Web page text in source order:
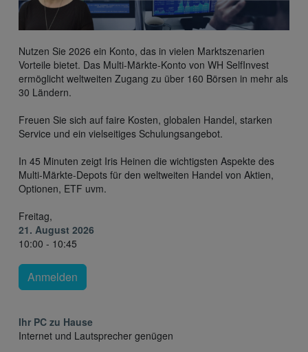
Nutzen Sie 2026 ein Konto, das in vielen Marktszenarien
Vorteile bietet. Das Multi-Märkte-Konto von WH SelfInvest
ermöglicht weltweiten Zugang zu über 160 Börsen in mehr als
30 Ländern.
Freuen Sie sich auf faire Kosten, globalen Handel, starken
Service und ein vielseitiges Schulungsangebot.
In 45 Minuten zeigt Iris Heinen die wichtigsten Aspekte des
Multi-Märkte-Depots für den weltweiten Handel von Aktien,
Optionen, ETF uvm.
Freitag,
21. August 2026
10:00 - 10:45
Anmelden
Ihr PC zu Hause
Internet und Lautsprecher genügen